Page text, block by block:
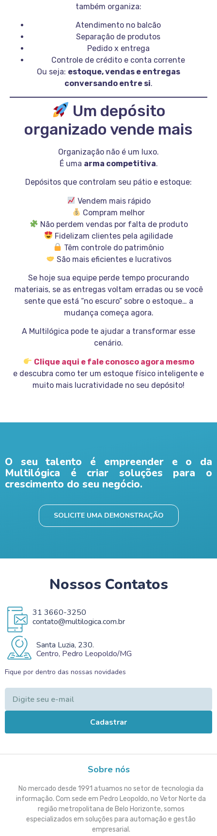
também organiza:
Atendimento no balcão
Separação de produtos
Pedido x entrega
Controle de crédito e conta corrente
Ou seja: estoque, vendas e entregas
conversando entre si.
Um depósito
organizado vende mais
Organização não é um luxo.
É uma arma competitiva.
Depósitos que controlam seu pátio e estoque:
Vendem mais rápido
Compram melhor
Não perdem vendas por falta de produto
Fidelizam clientes pela agilidade
Têm controle do patrimônio
São mais eficientes e lucrativos
Se hoje sua equipe perde tempo procurando
materiais, se as entregas voltam erradas ou se você
sente que está “no escuro” sobre o estoque… a
mudança começa agora.
A Multilógica pode te ajudar a transformar esse
cenário.
Clique aqui e fale conosco agora mesmo
e descubra como ter um estoque físico inteligente e
muito mais lucratividade no seu depósito!
O seu talento é empreender e o da
Multilógica é criar soluções para o
crescimento do seu negócio.
SOLICITE UMA DEMONSTRAÇÃO
Nossos Contatos
31 3660-3250
contato@multilogica.com.br
Santa Luzia, 230.
Centro, Pedro Leopoldo/MG
Fique por dentro das nossas novidades
Cadastrar
Sobre nós
No mercado desde 1991 atuamos no setor de tecnologia da
informação. Com sede em Pedro Leopoldo, no Vetor Norte da
região metropolitana de Belo Horizonte, somos
especializados em soluções para automação e gestão
empresarial.